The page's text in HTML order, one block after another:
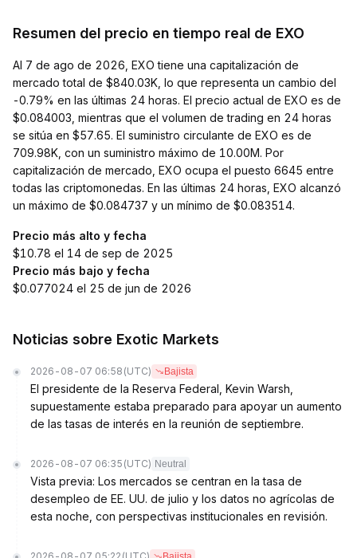
Resumen del precio en tiempo real de EXO
Al 7 de ago de 2026, EXO tiene una capitalización de
mercado total de $840.03K, lo que representa un cambio del
-0.79% en las últimas 24 horas. El precio actual de EXO es de
$0.084003, mientras que el volumen de trading en 24 horas
se sitúa en $57.65. El suministro circulante de EXO es de
709.98K, con un suministro máximo de 10.00M. Por
capitalización de mercado, EXO ocupa el puesto 6645 entre
todas las criptomonedas. En las últimas 24 horas, EXO alcanzó
un máximo de $0.084737 y un mínimo de $0.083514.
Precio más alto y fecha
$10.78 el 14 de sep de 2025
Precio más bajo y fecha
$0.077024 el 25 de jun de 2026
Noticias sobre Exotic Markets
2026-08-07 06:58 (UTC) Bajista
El presidente de la Reserva Federal, Kevin Warsh,
supuestamente estaba preparado para apoyar un aumento
de las tasas de interés en la reunión de septiembre.
2026-08-07 06:35 (UTC) Neutral
Vista previa: Los mercados se centran en la tasa de
desempleo de EE. UU. de julio y los datos no agrícolas de
esta noche, con perspectivas institucionales en revisión.